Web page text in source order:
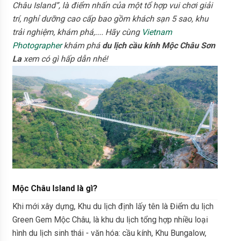
Châu Island”, là điểm nhấn của một tổ hợp vui chơi giải
trí, nghỉ dưỡng cao cấp bao gồm khách sạn 5 sao, khu
trải nghiệm, khám phá,.... Hãy cùng Vietnam
Photographerkhám phá du lịch cầu kính Mộc Châu Sơn
Laxem có gì hấp dẫn nhé!
Mộc Châu Island là gì?
Khi mới xây dựng, Khu du lịch định lấy tên là Điểm du lịch
Green Gem Mộc Châu, là khu du lịch tổng hợp nhiều loại
hình du lịch sinh thái - văn hóa: cầu kính, Khu Bungalow,